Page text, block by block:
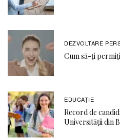
DEZVOLTARE
Cum să-ți
EDUCAŢIE
Record de
Universității din